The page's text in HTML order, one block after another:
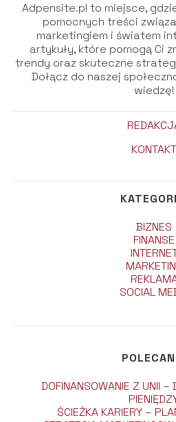
Adpensite.pl to miejsce,
pomocnych treści
marketingiem i światem
artykuły, które pomogą Ci
trendy oraz skuteczne
Dołącz do naszej
wiedzę!
KONTAKT
BIZNES
FINANSE
SOCIAL
DOFINANSOWANIE Z UNII –
ŚCIEŻKA KARIERY –